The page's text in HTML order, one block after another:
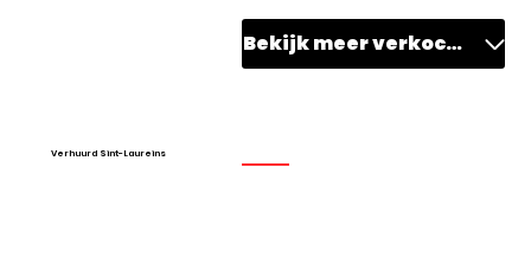
Bekijk meer verkocht
Verhuurd Sint-Laureins